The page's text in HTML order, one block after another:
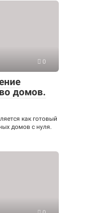
0
домов.
как готовый
домов с нуля.